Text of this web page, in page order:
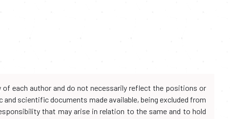
each author and do not necessarily reflect the positions or
scientific documents made available, being excluded from
that may arise in relation to the same and to hold